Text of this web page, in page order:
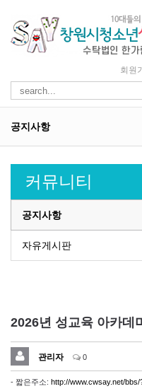
회원
공지사항
커뮤니티
공지사항
자유게시판
2026년 성교육 아카데
관리자 0
- 짧은주소: http://www.cwsay.net/bbs/